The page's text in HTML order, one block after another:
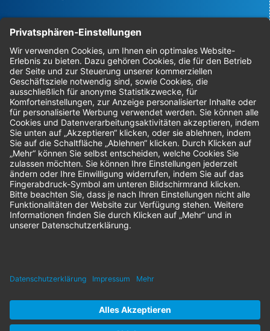
Bestellungen
Sendung verfolgen
Geprüfter Shop
* Alle Preise zzgl. gesetzlicher Mehrwertsteuer